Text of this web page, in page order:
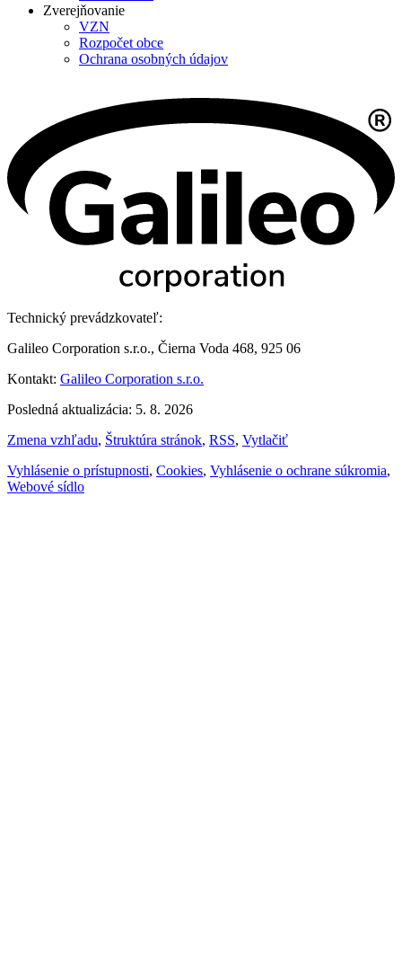
Zverejňovanie
VZN
Rozpočet obce
Ochrana osobných údajov
Technický prevádzkovateľ:
Galileo Corporation s.r.o., Čierna Voda 468, 925 06
Kontakt: Galileo Corporation s.r.o.
Posledná aktualizácia: 5. 8. 2026
Zmena vzhľadu, Štruktúra stránok, RSS, Vytlačiť
Vyhlásenie o prístupnosti, Cookies, Vyhlásenie o ochrane súkromia,
Webové sídlo